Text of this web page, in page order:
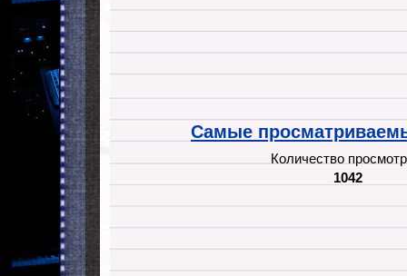
Самые
Количество
1042